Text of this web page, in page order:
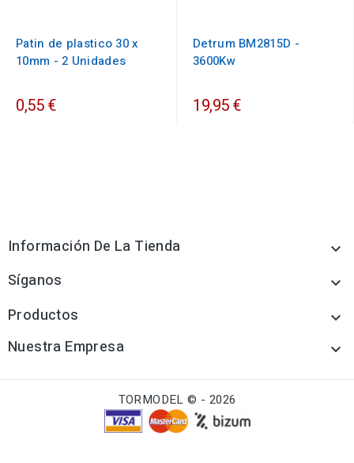
Patin de plastico 30 x
10mm - 2 Unidades
0,55 €
Detrum BM2815D -
3600Kw
19,95 €
Información De La Tienda 
Síganos 
Productos 
Nuestra Empresa 
TORMODEL © - 2026